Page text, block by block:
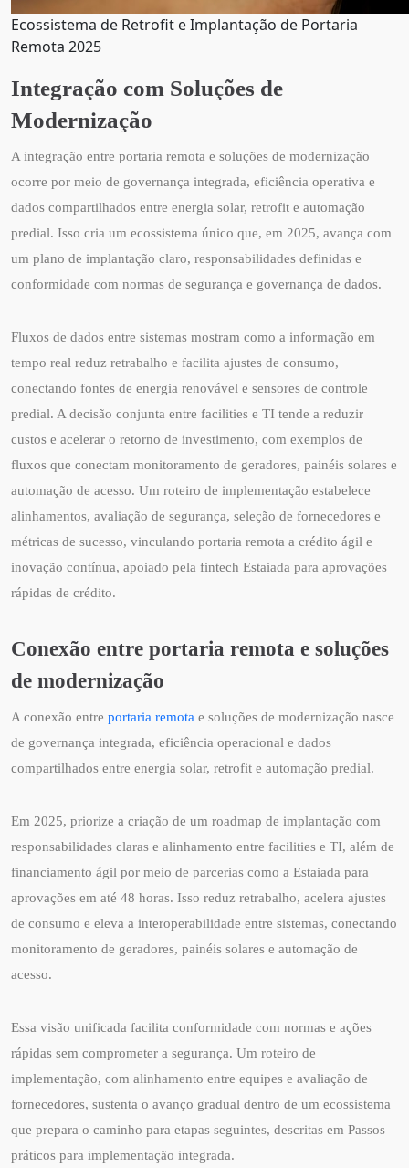
Ecossistema de Retrofit e Implantação de Portaria
Remota 2025
Integração com Soluções de
Modernização
A integração entre portaria remota e soluções de modernização
ocorre por meio de governança integrada, eficiência operativa e
dados compartilhados entre energia solar, retrofit e automação
predial. Isso cria um ecossistema único que, em 2025, avança com
um plano de implantação claro, responsabilidades definidas e
conformidade com normas de segurança e governança de dados.
Fluxos de dados entre sistemas mostram como a informação em
tempo real reduz retrabalho e facilita ajustes de consumo,
conectando fontes de energia renovável e sensores de controle
predial. A decisão conjunta entre facilities e TI tende a reduzir
custos e acelerar o retorno de investimento, com exemplos de
fluxos que conectam monitoramento de geradores, painéis solares e
automação de acesso. Um roteiro de implementação estabelece
alinhamentos, avaliação de segurança, seleção de fornecedores e
métricas de sucesso, vinculando portaria remota a crédito ágil e
inovação contínua, apoiado pela fintech Estaiada para aprovações
rápidas de crédito.
Conexão entre portaria remota e soluções
de modernização
A conexão entre portaria remota e soluções de modernização nasce
de governança integrada, eficiência operacional e dados
compartilhados entre energia solar, retrofit e automação predial.
Em 2025, priorize a criação de um roadmap de implantação com
responsabilidades claras e alinhamento entre facilities e TI, além de
financiamento ágil por meio de parcerias como a Estaiada para
aprovações em até 48 horas. Isso reduz retrabalho, acelera ajustes
de consumo e eleva a interoperabilidade entre sistemas, conectando
monitoramento de geradores, painéis solares e automação de
acesso.
Essa visão unificada facilita conformidade com normas e ações
rápidas sem comprometer a segurança. Um roteiro de
implementação, com alinhamento entre equipes e avaliação de
fornecedores, sustenta o avanço gradual dentro de um ecossistema
que prepara o caminho para etapas seguintes, descritas em Passos
práticos para implementação integrada.